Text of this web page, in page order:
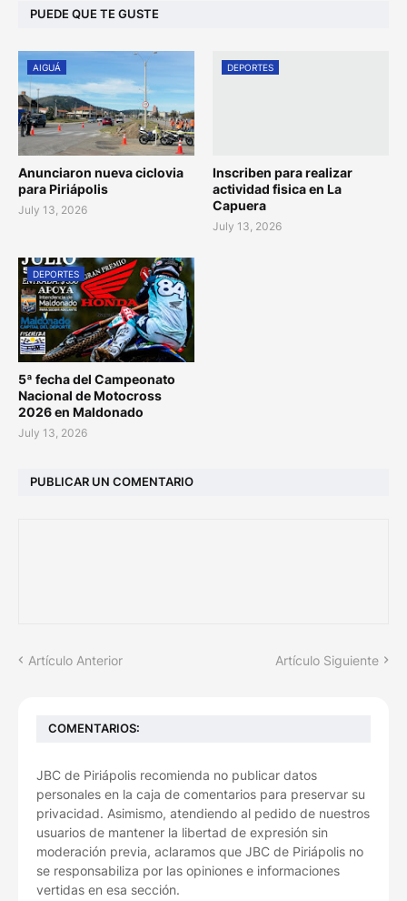
PUEDE QUE TE GUSTE
AIGUÁ
Anunciaron nueva ciclovia
para Piriápolis
July 13, 2026
DEPORTES
Inscriben para realizar
actividad fisica en La
Capuera
July 13, 2026
DEPORTES
5ª fecha del Campeonato
Nacional de Motocross
2026 en Maldonado
July 13, 2026
PUBLICAR UN COMENTARIO
Artículo Anterior Artículo Siguiente
COMENTARIOS:
JBC de Piriápolis recomienda no publicar datos
personales en la caja de comentarios para preservar su
privacidad. Asimismo, atendiendo al pedido de nuestros
usuarios de mantener la libertad de expresión sin
moderación previa, aclaramos que JBC de Piriápolis no
se responsabiliza por las opiniones e informaciones
vertidas en esa sección.